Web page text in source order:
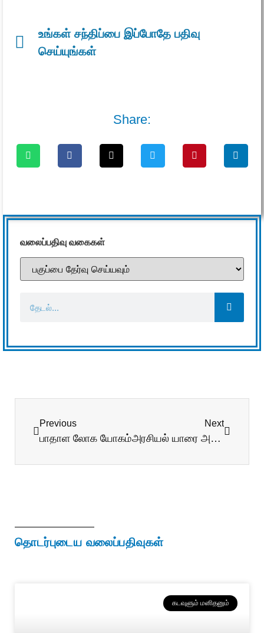
உங்கள் சந்திப்பை இப்போதே பதிவு
செய்யுங்கள்
Share:
வலைப்பதிவு வகைகள்
Previous
பாதாள லோக யோகம்
Next
அரசியல் யாரை அரவணைக்கும்
தொடர்புடைய வலைப்பதிவுகள்
கடவுளும் மனிதனும்